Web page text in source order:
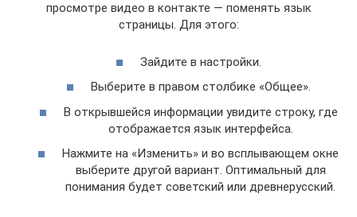
просмотре видео в контакте — поменять язык
страницы. Для этого:
Зайдите в настройки.
Выберите в правом столбике «Общее».
В открывшейся информации увидите строку, где
отображается язык интерфейса.
Нажмите на «Изменить» и во всплывающем окне
выберите другой вариант. Оптимальный для
понимания будет советский или древнерусский.